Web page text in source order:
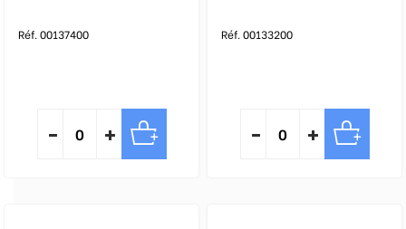
Réf. 00137400 Réf. 00133200